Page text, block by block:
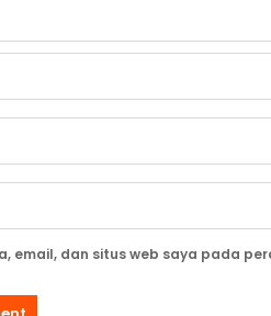
email, dan situs web saya pada